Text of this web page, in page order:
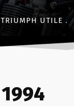
TRIUMPH UTILE
1994